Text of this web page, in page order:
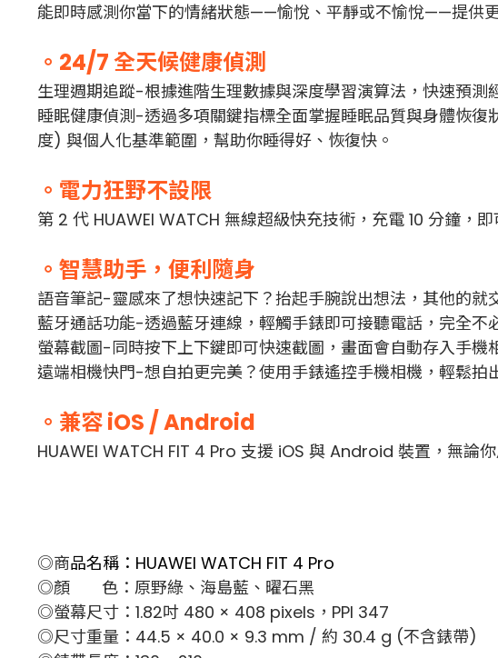
能即時感測你當下的情緒狀態——愉悅、平靜或不愉悅——提供
。24/7 全天候健康偵測
生理週期追蹤-根據進階生理數據與深度學習演算法，快速預
睡眠健康偵測-透過多項關鍵指標全面掌握睡眠品質與身體恢
度) 與個人化基準範圍，幫助你睡得好、恢復快。
。電力狂野不設限
第 2 代 HUAWEI WATCH 無線超級快充技術，充電 10 分鐘，即
。智慧助手，便利隨身
語音筆記-靈感來了想快速記下？抬起手腕說出想法，其他的就
藍牙通話功能-透過藍牙連線，輕觸手錶即可接聽電話，完全不
螢幕截圖-同時按下上下鍵即可快速截圖，畫面會自動存入手機
遠端相機快門-想自拍更完美？使用手錶遙控手機相機，輕鬆拍
。兼容 iOS / Android
HUAWEI WATCH FIT 4 Pro 支援 iOS 與 Android 裝置，無論
◎商品名稱： HUAWEI WATCH FIT 4 Pro
◎顏 色：原野綠、海島藍、曜石黑
◎螢幕尺寸：1.82吋 480 × 408 pixels，PPI 347
◎尺寸重量：44.5 × 40.0 × 9.3 mm / 約 30.4 g (不含錶帶)